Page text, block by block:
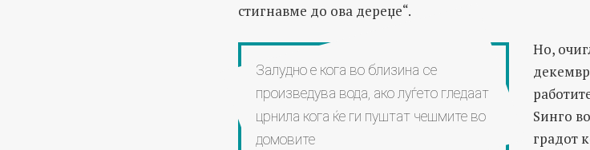
стигнавме до ова дереџе“.
Залудно е кога во близина се
произведува вода, ако луѓето гледаат
црнила кога ќе ги пуштат чешмите во
домовите
Но,
Ѕинго
градот